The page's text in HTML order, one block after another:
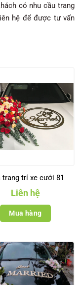
có nhu cầu trang
hệ để được tư vấn
trang trí xe cưới 81
Liên hệ
Mua hàng